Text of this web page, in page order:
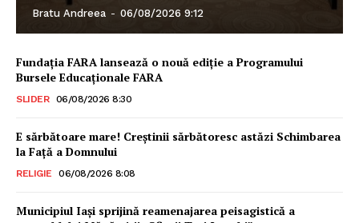
Prelucrarea datelor cu caracter personal
Bratu Andreea - 06/08/2026 9:12
Fundația FARA lansează o nouă ediție a Programului
Bursele Educaționale FARA
SLIDER 06/08/2026 8:30
E sărbătoare mare! Creștinii sărbătoresc astăzi Schimbarea
la Față a Domnului
RELIGIE 06/08/2026 8:08
Municipiul Iași sprijină reamenajarea peisagistică a